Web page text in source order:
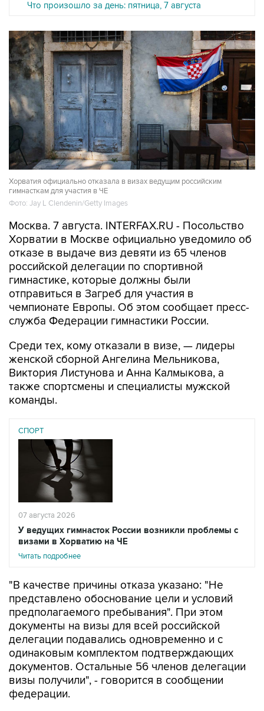
Что произошло за день: пятница, 7 августа
Хорватия официально отказала в визах ведущим российским
гимнасткам для участия в ЧЕ
Фото: Jay L Clendenin/Getty Images
Москва. 7 августа. INTERFAX.RU - Посольство
Хорватии в Москве официально уведомило об
отказе в выдаче виз девяти из 65 членов
российской делегации по спортивной
гимнастике, которые должны были
отправиться в Загреб для участия в
чемпионате Европы. Об этом сообщает пресс-
служба Федерации гимнастики России.
Среди тех, кому отказали в визе, — лидеры
женской сборной Ангелина Мельникова,
Виктория Листунова и Анна Калмыкова, а
также спортсмены и специалисты мужской
команды.
СПОРТ
07 августа 2026
У ведущих гимнасток России возникли проблемы с
визами в Хорватию на ЧЕ
Читать подробнее
"В качестве причины отказа указано: "Не
представлено обоснование цели и условий
предполагаемого пребывания". При этом
документы на визы для всей российской
делегации подавались одновременно и с
одинаковым комплектом подтверждающих
документов. Остальные 56 членов делегации
визы получили", - говорится в сообщении
федерации.